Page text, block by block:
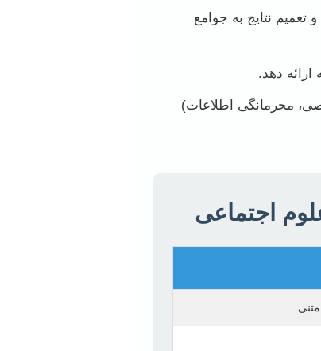
تعمیم نتایج به جوامع
دهد.
محرمانگی اطلاعات)
اجتماعی